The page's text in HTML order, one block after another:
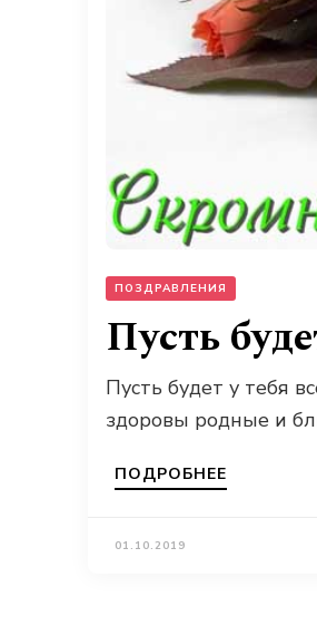
ПОЗДРАВЛЕНИЯ
Пусть
Пусть будет у тебя
здоровы родные и
ПОДРОБНЕЕ
01.10.2019